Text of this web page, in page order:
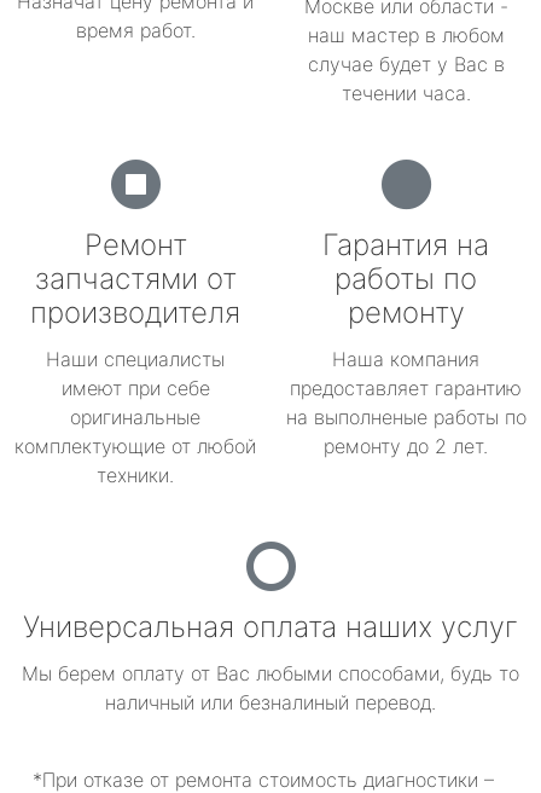
время работ.
Москве или области -
наш мастер в любом
случае будет у Вас в
течении часа.
Ремонт
запчастями от
производителя
Наши специалисты
имеют при себе
оригинальные
комплектующие от любой
техники.
Гарантия на
работы по
ремонту
Наша компания
предоставляет гарантию
на выполненые работы по
ремонту до 2 лет.
Универсальная оплата наших услуг
Мы берем оплату от Вас любыми способами, будь то
наличный или безналиный перевод.
*При отказе от ремонта стоимость диагностики –